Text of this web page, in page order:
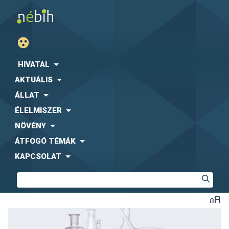
HIVATAL
AKTUÁLIS
ÁLLAT
ÉLELMISZER
NÖVÉNY
ÁTFOGÓ TÉMÁK
KAPCSOLAT